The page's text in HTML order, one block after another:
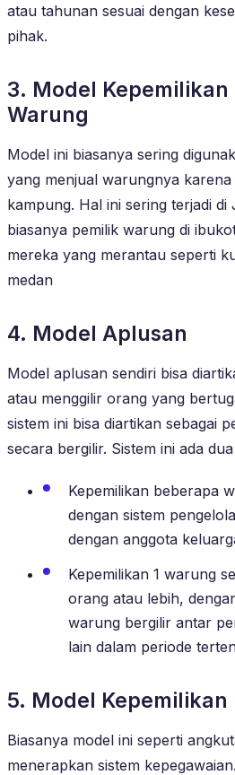
atau tahunan sesuai dengan
pihak.
3. Model
Warung
Model ini biasanya sering
yang menjual warungnya
kampung. Hal ini sering terjadi
biasanya pemilik warung di
mereka yang merantau seperti
medan
4. Model Aplusan
Model aplusan sendiri bisa
atau menggilir orang yang
sistem ini bisa diartikan sebagai
secara bergilir. Sistem ini ada
Kepemilikan beberapa
dengan sistem
dengan anggota
Kepemilikan 1 warung
orang atau lebih,
warung bergilir antar
lain dalam periode
5. Model Kepemilikan
Biasanya model ini seperti
menerapkan sistem